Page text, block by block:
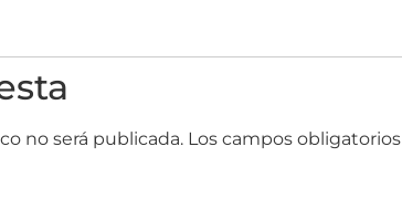
no será publicada. Los campos obligatorios